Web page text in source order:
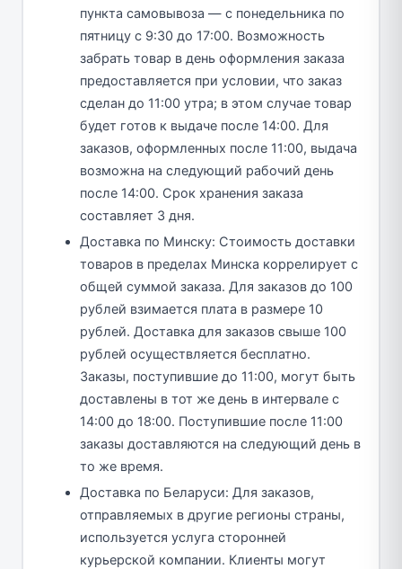
пункта самовывоза — с понедельника по
пятницу с 9:30 до 17:00. Возможность
забрать товар в день оформления заказа
предоставляется при условии, что заказ
сделан до 11:00 утра; в этом случае товар
будет готов к выдаче после 14:00. Для
заказов, оформленных после 11:00, выдача
возможна на следующий рабочий день
после 14:00. Срок хранения заказа
составляет 3 дня.
Доставка по Минску: Стоимость доставки
товаров в пределах Минска коррелирует с
общей суммой заказа. Для заказов до 100
рублей взимается плата в размере 10
рублей. Доставка для заказов свыше 100
рублей осуществляется бесплатно.
Заказы, поступившие до 11:00, могут быть
доставлены в тот же день в интервале с
14:00 до 18:00. Поступившие после 11:00
заказы доставляются на следующий день в
то же время.
Доставка по Беларуси: Для заказов,
отправляемых в другие регионы страны,
используется услуга сторонней
курьерской компании. Клиенты могут